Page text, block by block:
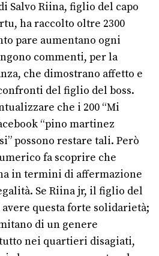
Salvo Riina, figlio del capo
ha raccolto oltre 2300
pare aumentano ogni
commenti, per la
che dimostrano affetto e
del figlio del boss.
che i 200 “Mi
“pino martinez
possono restare tali. Però
fa scoprire che
in termini di affermazione
Se Riina jr, il figlio del
avere questa forte solidarietà;
di un genere
nei quartieri disagiati,